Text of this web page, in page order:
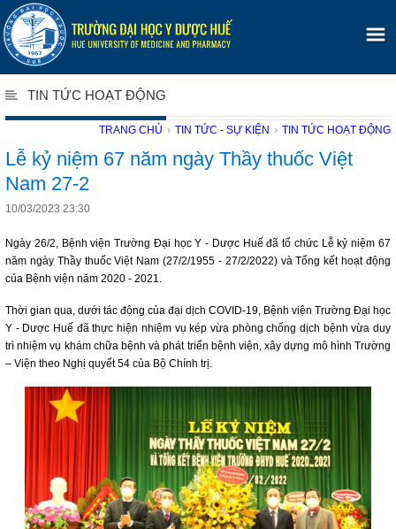
TIN TỨC HOẠT ĐỘNG
TRANG CHỦ › TIN TỨC - SỰ KIỆN › TIN TỨC HOẠT ĐỘNG
Lễ kỷ niệm 67 năm ngày Thầy thuốc Việt
Nam 27-2
10/03/2023 23:30
Ngày 26/2, Bệnh viện Trường Đại học Y - Dược Huế đã tổ chức Lễ kỷ niệm 67
năm ngày Thầy thuốc Việt Nam (27/2/1955 - 27/2/2022) và Tổng kết hoạt động
của Bệnh viện năm 2020 - 2021.
Thời gian qua, dưới tác động của đại dịch COVID-19, Bệnh viện Trường Đại học
Y - Dược Huế đã thực hiện nhiệm vụ kép vừa phòng chống dịch bệnh vừa duy
trì nhiệm vụ khám chữa bệnh và phát triển bệnh viện, xây dựng mô hình Trường
– Viện theo Nghị quyết 54 của Bộ Chính trị.